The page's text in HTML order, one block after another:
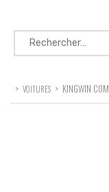
Rechercher :
> VOITURES > KINGWIN